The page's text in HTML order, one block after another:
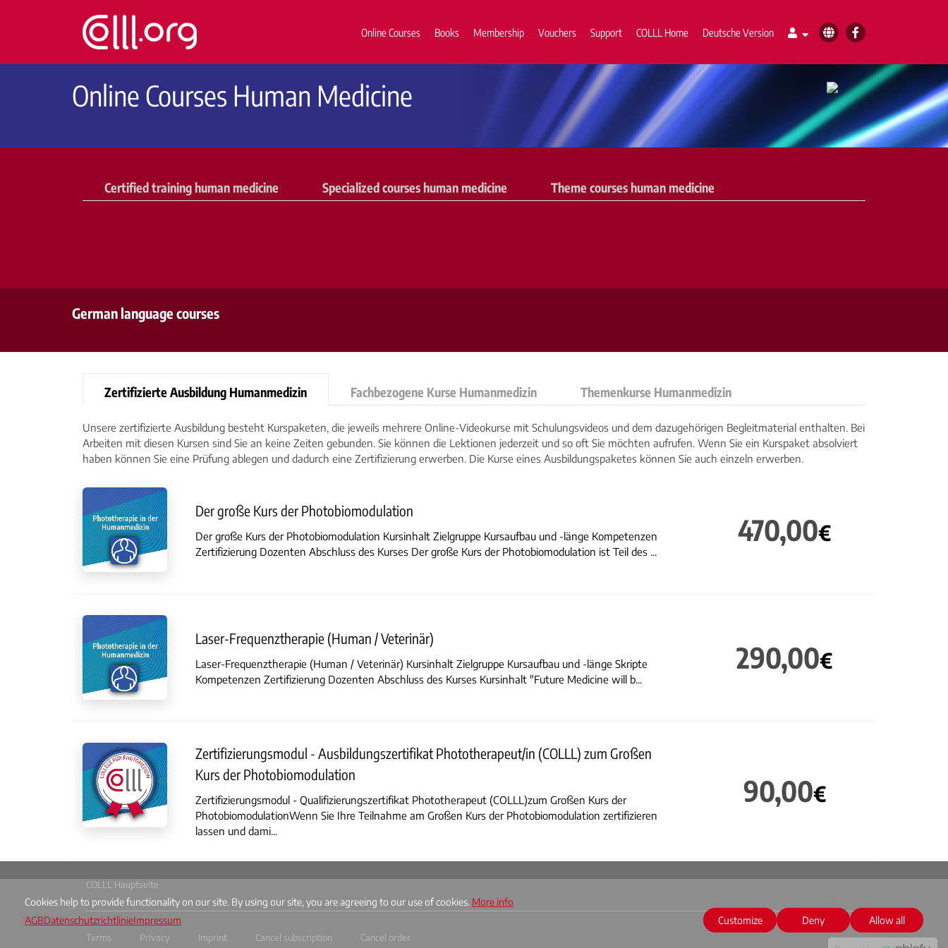
Online Courses Books Membership Vouchers Support COLLL Home Deutsche Version
Online Courses Human Medicine
Certified training human medicine Specialized courses human medicine Theme courses human medicine
German language courses
Zertifizierte Ausbildung Humanmedizin Fachbezogene Kurse Humanmedizin Themenkurse Humanmedizin
Unsere zertifizierte Ausbildung besteht Kurspaketen, die jeweils mehrere Online-Videokurse mit Schulungsvideos und dem dazugehörigen Begleitmaterial enthalten. Bei
Arbeiten mit diesen Kursen sind Sie an keine Zeiten gebunden. Sie können die Lektionen jederzeit und so oft Sie möchten aufrufen. Wenn Sie ein Kurspaket absolviert
haben können Sie eine Prüfung ablegen und dadurch eine Zertifizierung erwerben. Die Kurse eines Ausbildungspaketes können Sie auch einzeln erwerben.
Der große Kurs der Photobiomodulation
Der große Kurs der Photobiomodulation Kursinhalt Zielgruppe Kursaufbau und -länge Kompetenzen
Zertifizierung Dozenten Abschluss des Kurses Der große Kurs der Photobiomodulation ist Teil des ...
470,00€
Laser-Frequenztherapie (Human / Veterinär)
Laser-Frequenztherapie (Human / Veterinär) Kursinhalt Zielgruppe Kursaufbau und -länge Skripte
Kompetenzen Zertifizierung Dozenten Abschluss des Kurses Kursinhalt "Future Medicine will b...
290,00€
Zertifizierungsmodul - Ausbildungszertifikat Phototherapeut/in (COLLL) zum Großen
Kurs der Photobiomodulation
Zertifizierungsmodul - Qualifizierungszertifikat Phototherapeut (COLLL)zum Großen Kurs der
PhotobiomodulationWenn Sie Ihre Teilnahme am Großen Kurs der Photobiomodulation zertifizieren
lassen und dami...
90,00€
COLLL Hauptseite
Terms Privacy Imprint Cancel subscription Cancel order
Cookies help to provide functionality on our site. By using our site, you are agreeing to our use of cookies. More info
AGBDatenschutzrichtlinieImpressum Customize Deny Allow all